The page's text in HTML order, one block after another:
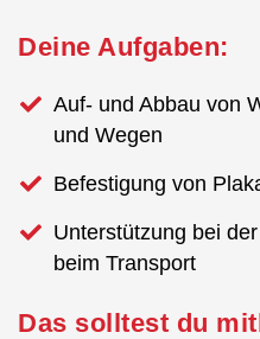
Deine Aufgaben:
Auf- und Abbau von
und Wegen
Befestigung von
Unterstützung bei
beim Transport
Das solltest du